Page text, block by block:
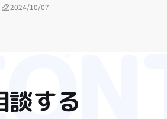
2024/10/07
談する